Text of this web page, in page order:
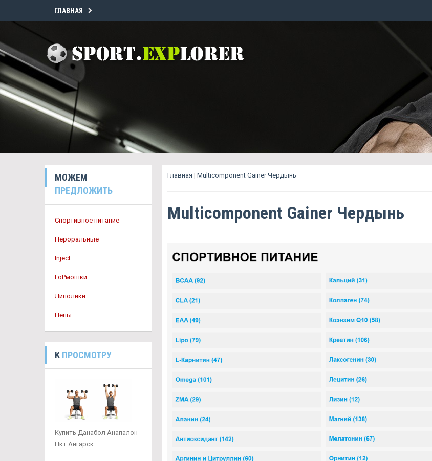
ГЛАВНАЯ
МОЖЕМ
ПРЕДЛОЖИТЬ
Спортивное питание
Пероральные
Inject
ГоРмошки
Липолики
Пепы
К ПРОСМОТРУ
Купить Данабол Анапалон
Пкт Ангарск
Главная | Multicomponent Gainer Чердынь
Multicomponent Gainer Чердынь